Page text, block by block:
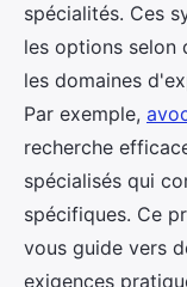
spécialités. Ces
les options selon
les domaines
Par exemple,
recherche
spécialisés qui
spécifiques. Ce
vous guide vers
exigences